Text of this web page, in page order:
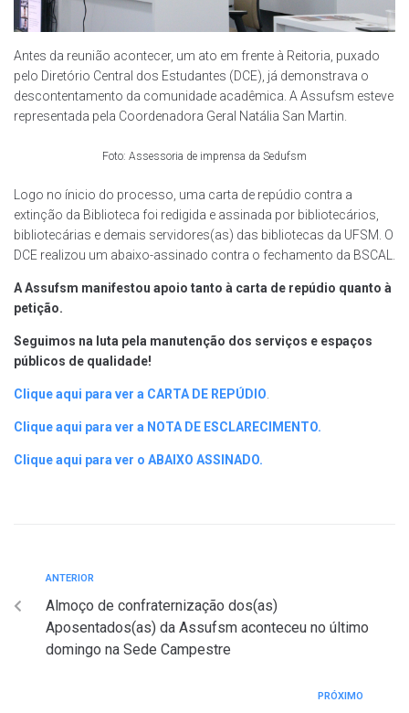
Antes da reunião acontecer, um ato em frente à Reitoria, puxado
pelo Diretório Central dos Estudantes (DCE), já demonstrava o
descontentamento da comunidade acadêmica. A Assufsm esteve
representada pela Coordenadora Geral Natália San Martin.
Foto: Assessoria de imprensa da Sedufsm
Logo no ínicio do processo, uma carta de repúdio contra a
extinção da Biblioteca foi redigida e assinada por bibliotecários,
bibliotecárias e demais servidores(as) das bibliotecas da UFSM. O
DCE realizou um abaixo-assinado contra o fechamento da BSCAL.
A Assufsm manifestou apoio tanto à carta de repúdio quanto à
petição.
Seguimos na luta pela manutenção dos serviços e espaços
públicos de qualidade!
Clique aqui para ver a CARTA DE REPÚDIO
Clique aqui para ver a NOTA DE ESCLARECIMENTO.
Clique aqui para ver o ABAIXO ASSINADO.
ANTERIOR
Almoço de confraternização dos(as)
Aposentados(as) da Assufsm aconteceu no último
domingo na Sede Campestre
PRÓXIMO